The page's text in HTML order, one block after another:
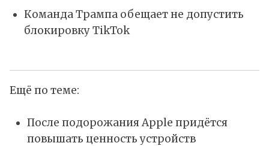
Команда Трампа обещает не допустить
блокировку TikTok
Ещё по теме:
После подорожания Apple придётся
повышать ценность устройств